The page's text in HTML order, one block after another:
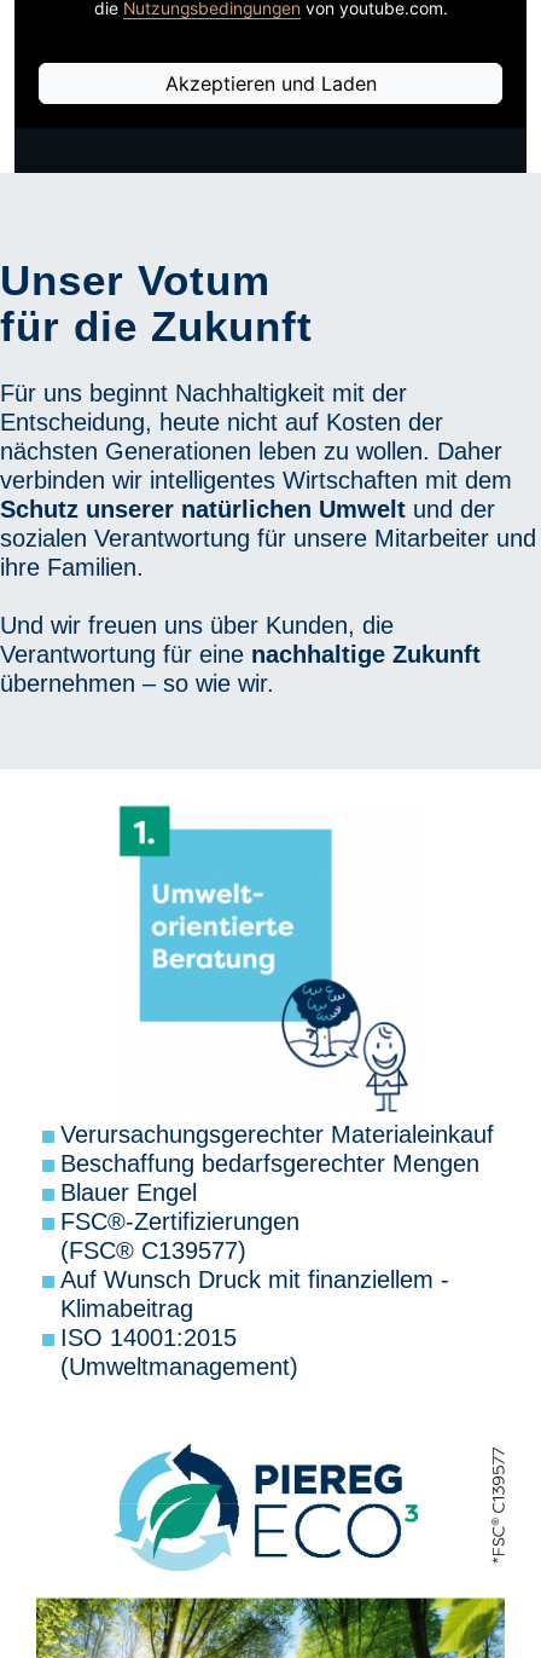
die Nutzungsbedingungen von youtube.com.
Akzeptieren und Laden
Unser Votum
für die Zukunft
Für uns beginnt Nachhaltigkeit mit der
Entscheidung, heute nicht auf Kosten der
nächsten Generationen leben zu wollen. Daher
verbinden wir intelligentes Wirtschaften mit dem
Schutz unserer natürlichen Umwelt und der
sozialen Verantwortung für unsere Mitarbeiter und
ihre Familien.
Und wir freuen uns über Kunden, die
Verantwortung für ­eine nachhaltige Zukunft
übernehmen – so wie wir.
Verursachungsgerechter Materialeinkauf
Beschaffung bedarfsgerechter Mengen
Blauer Engel
FSC®-Zertifizierungen
(FSC® C139577)
Auf Wunsch Druck mit finanziellem ­
Klimabeitrag
ISO 14001:2015
(Umweltmanagement)